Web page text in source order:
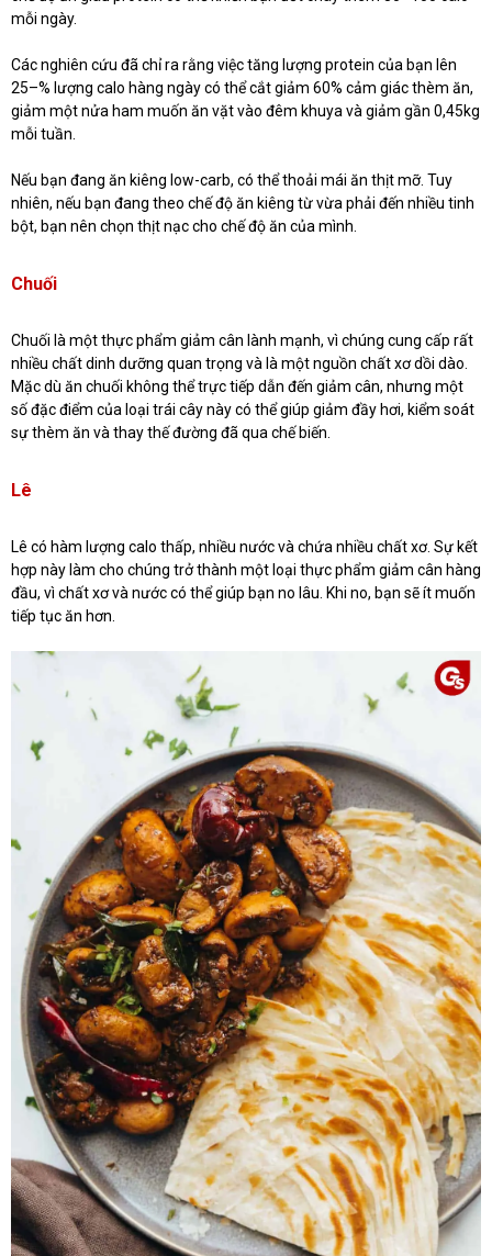
mỗi ngày.
Các nghiên cứu đã chỉ ra rằng việc tăng lượng protein của bạn lên
25–% lượng calo hàng ngày có thể cắt giảm 60% cảm giác thèm ăn,
giảm một nửa ham muốn ăn vặt vào đêm khuya và giảm gần 0,45kg
mỗi tuần.
Nếu bạn đang ăn kiêng low-carb, có thể thoải mái ăn thịt mỡ. Tuy
nhiên, nếu bạn đang theo chế độ ăn kiêng từ vừa phải đến nhiều tinh
bột, bạn nên chọn thịt nạc cho chế độ ăn của mình.
Chuối
Chuối là một thực phẩm giảm cân lành mạnh, vì chúng cung cấp rất
nhiều chất dinh dưỡng quan trọng và là một nguồn chất xơ dồi dào.
Mặc dù ăn chuối không thể trực tiếp dẫn đến giảm cân, nhưng một
số đặc điểm của loại trái cây này có thể giúp giảm đầy hơi, kiểm soát
sự thèm ăn và thay thế đường đã qua chế biến.
Lê
Lê có hàm lượng calo thấp, nhiều nước và chứa nhiều chất xơ. Sự kết
hợp này làm cho chúng trở thành một loại thực phẩm giảm cân hàng
đầu, vì chất xơ và nước có thể giúp bạn no lâu. Khi no, bạn sẽ ít muốn
tiếp tục ăn hơn.